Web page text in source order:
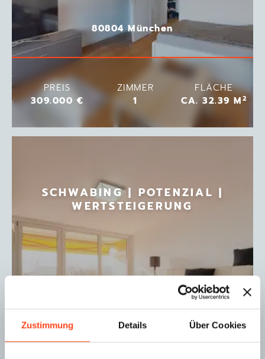
Zustimmung Details Über Cookies
80804 München
PREIS
309.000 €
ZIMMER
1
FLÄCHE
CA. 32.39 M2
SCHWABING | POTENZIAL |
WERTSTEIGERUNG
80804 München